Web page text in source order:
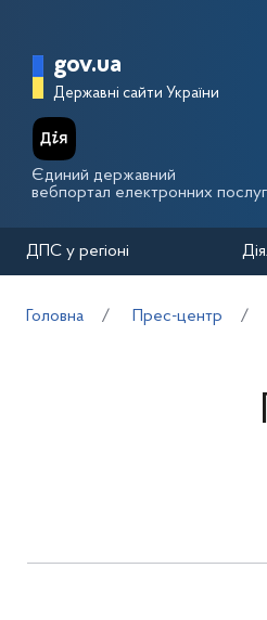
Головна
gov.ua
Державні сайти України
Єдиний державний
вебпортал електронних послуг
ДПС у регіоні
Головна Прес-центр